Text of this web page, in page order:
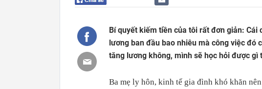
Bí quyết kiếm tiền của tôi rất đơn giản:
lương ban đầu bao nhiêu mà công việc đó
tăng lương không, mình sẽ học hỏi được gì
Ba mẹ ly hôn, kinh tế gia đình khó khăn